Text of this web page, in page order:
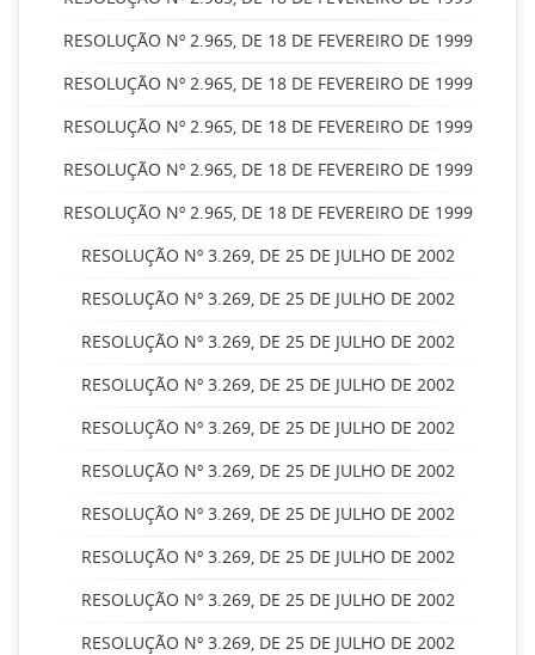
RESOLUÇÃO Nº 2.965, DE 18 DE FEVEREIRO DE 1999
RESOLUÇÃO Nº 2.965, DE 18 DE FEVEREIRO DE 1999
RESOLUÇÃO Nº 2.965, DE 18 DE FEVEREIRO DE 1999
RESOLUÇÃO Nº 2.965, DE 18 DE FEVEREIRO DE 1999
RESOLUÇÃO Nº 2.965, DE 18 DE FEVEREIRO DE 1999
RESOLUÇÃO Nº 3.269, DE 25 DE JULHO DE 2002
RESOLUÇÃO Nº 3.269, DE 25 DE JULHO DE 2002
RESOLUÇÃO Nº 3.269, DE 25 DE JULHO DE 2002
RESOLUÇÃO Nº 3.269, DE 25 DE JULHO DE 2002
RESOLUÇÃO Nº 3.269, DE 25 DE JULHO DE 2002
RESOLUÇÃO Nº 3.269, DE 25 DE JULHO DE 2002
RESOLUÇÃO Nº 3.269, DE 25 DE JULHO DE 2002
RESOLUÇÃO Nº 3.269, DE 25 DE JULHO DE 2002
RESOLUÇÃO Nº 3.269, DE 25 DE JULHO DE 2002
RESOLUÇÃO Nº 3.269, DE 25 DE JULHO DE 2002